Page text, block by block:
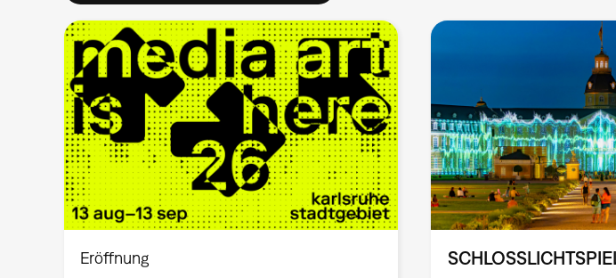
Eröffnung